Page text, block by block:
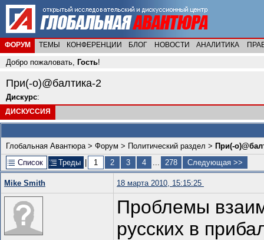
ФОРУМ ТЕМЫ КОНФЕРЕНЦИИ БЛОГ НОВОСТИ АНАЛИТИКА
Добро пожаловать, Гость!
При(-о)@балтика-2
Дискурс:
ДИСКУССИЯ
Глобальная Авантюра> Форум > Политический раздел > При(-
Список
Треды 1 2 3 4 ... 278 Следующая >>
Mike Smith 18 марта 2010, 15:15:25
Проблемы
русских в